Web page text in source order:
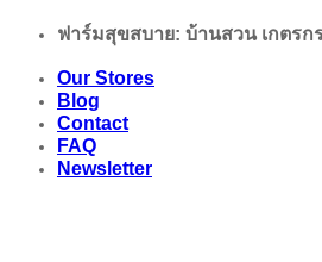
content
ฟาร์มสุขสบาย: บ้านสวน เกตรก
Our Stores
Blog
Contact
FAQ
Newsletter